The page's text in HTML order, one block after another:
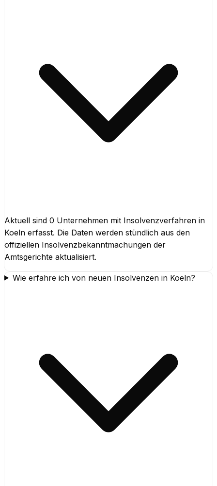
Aktuell sind 0 Unternehmen mit Insolvenzverfahren in
Koeln erfasst. Die Daten werden stündlich aus den
offiziellen Insolvenzbekanntmachungen der
Amtsgerichte aktualisiert.
Wie erfahre ich von neuen Insolvenzen in Koeln?